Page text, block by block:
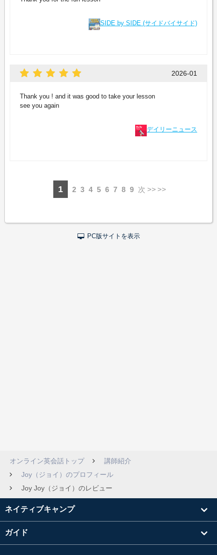
SIDE by SIDE (サイドバイサイド)
2026-01
Thank you ! and it was good to take your lesson
see you again
デイリーニュース
1 2 3 4 5 6 7 8 9 次 >>
PC版サイトを表示
オンライン英会話トップ
講師紹介
Joy（ジョイ）のプロフィール
Joy Joy（ジョイ）のレビュー
ネイティブキャンプ
ガイド